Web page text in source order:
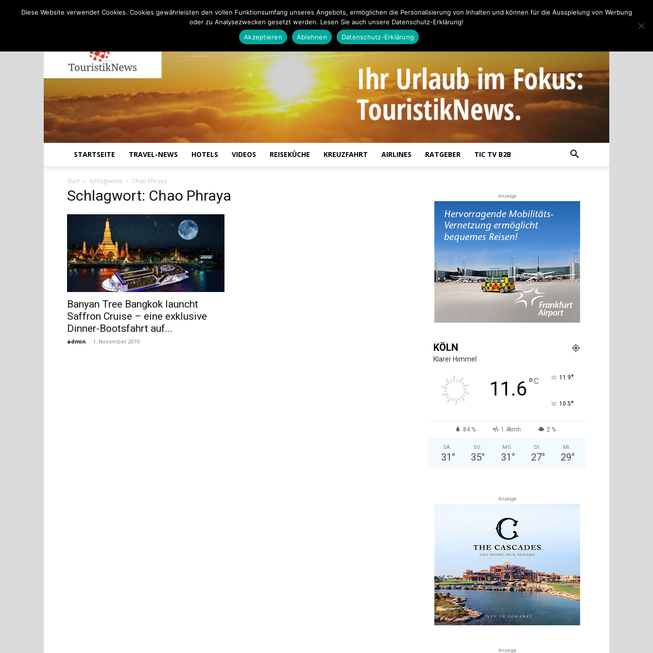
STARTSEITE TRAVEL-NEWS HOTELS VIDEOS REISEKÜCHE KREUZFAHRT AIRLINES RATGEBER TIC TV B2B
Start Schlagworte Chao Phraya
Schlagwort: Chao Phraya
Banyan Tree Bangkok launcht
Saffron Cruise – eine exklusive
Dinner-Bootsfahrt auf...
admin - 1. November 2019
Anzeige
KÖLN
Klarer Himmel
11.6°C 11.9°
10.5°
84 % 1.4kmh 2 %
SA.
31 °
SO.
35°
MO.
31 °
DI.
27°
MI.
29°
Anzeige
Anzeige
Diese Website verwendet Cookies. Cookies gewährleisten den vollen Funktionsumfang unseres Angebots, ermöglichen die Personalisierung von Inhalten und können für die Ausspielung von Werbung
oder zu Analysezwecken gesetzt werden. Lesen Sie auch unsere Datenschutz-Erklärung!
Akzeptieren
Ablehnen Datenschutz-Erklärung